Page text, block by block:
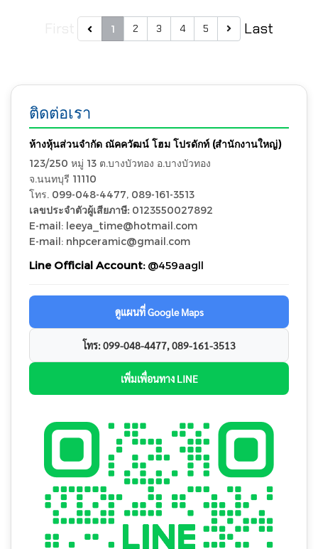
1 2 3 4 5 Last
ติดต่อเรา
ห้างหุ้นส่วนจำกัด ณัคควัฒน์ โฮม โปรดักท์ (สำนักงานใหญ่)
123/250 หมู่ 13 ต.บางบัวทอง อ.บางบัวทอง
จ.นนทบุรี 11110
โทร. 099-048-4477, 089-161-3513
เลขประจำตัวผู้เสียภาษี: 0123550027892
E-mail: leeya_time@hotmail.com
E-mail: nhpceramic@gmail.com
Line Official Account:@459aagll
ดูแผนที่ Google Maps
โทร: 099-048-4477, 089-161-3513
เพิ่มเพื่อนทาง LINE